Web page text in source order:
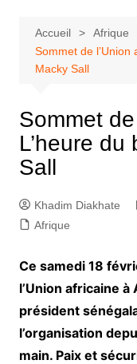
Accueil
Afrique
Sommet de l’Union
Macky Sall
Sommet
L’heure
Sall
Khadim Diakhate
Afrique
Ce samedi 18
l’Union africaine
président
l’organisation
main. Paix et